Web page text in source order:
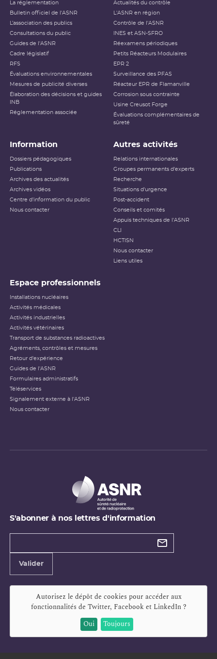
La réglementation
Bulletin officiel de l'ASNR
L’association des publics
Consultations du public
Guides de l'ASNR
Cadre législatif
RFS
Évaluations environnementales
Mesures de publicité diverses
Élaboration des décisions et guides
INB
Réglementation associée
Actualités du contrôle
L'ASNR en région
Contrôle de l'ASNR
INES et ASN-SFRO
Réexamens périodiques
Petits Réacteurs Modulaires
EPR 2
Surveillance des PFAS
Réacteur EPR de Flamanville
Corrosion sous contrainte
Usine Creusot Forge
Évaluations complémentaires de
sûreté
Information
Dossiers pédagogiques
Publications
Archives des actualités
Archives vidéos
Centre d'information du public
Nous contacter
Autres activités
Relations internationales
Groupes permanents d'experts
Recherche
Situations d'urgence
Post-accident
Conseils et comités
Appuis techniques de l'ASNR
CLI
HCTISN
Nous contacter
Liens utiles
Espace professionnels
Installations nucléaires
Activités médicales
Activités industrielles
Activités vétérinaires
Transport de substances radioactives
Agréments, contrôles et mesures
Retour d'expérience
Guides de l'ASNR
Formulaires administratifs
Téléservices
Signalement externe à l'ASNR
Nous contacter
S'abonner à nos lettres d'information
Types de
mail
Valider
Autorisez le dépôt de cookies pour accéder aux
fonctionnalités de Twitter, Facebook et LinkedIn?
Oui
Toujours